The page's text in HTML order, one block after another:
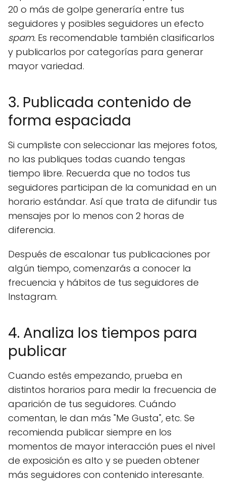
20 o más de golpe generaría entre tus
seguidores y posibles seguidores un efecto
spam. Es recomendable también clasificarlos
y publicarlos por categorías para generar
mayor variedad.
3. Publicada contenido de
forma espaciada
Si cumpliste con seleccionar las mejores fotos,
no las publiques todas cuando tengas
tiempo libre. Recuerda que no todos tus
seguidores participan de la comunidad en un
horario estándar. Así que trata de difundir tus
mensajes por lo menos con 2 horas de
diferencia.
Después de escalonar tus publicaciones por
algún tiempo, comenzarás a conocer la
frecuencia y hábitos de tus seguidores de
Instagram.
4. Analiza los tiempos para
publicar
Cuando estés empezando, prueba en
distintos horarios para medir la frecuencia de
aparición de tus seguidores. Cuándo
comentan, le dan más "Me Gusta", etc. Se
recomienda publicar siempre en los
momentos de mayor interacción pues el nivel
de exposición es alto y se pueden obtener
más seguidores con contenido interesante.